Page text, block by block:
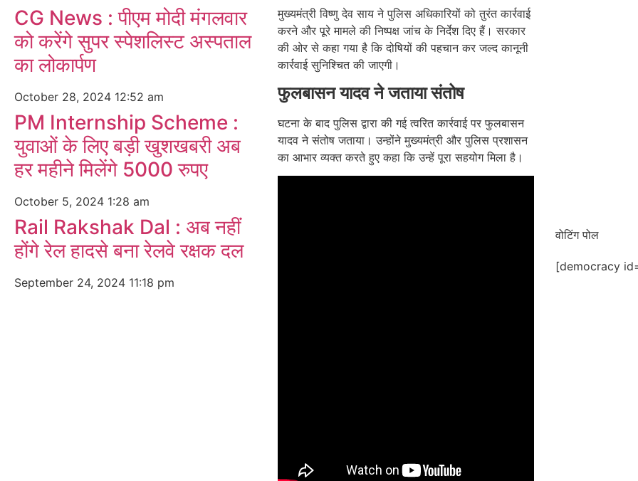
CG News : पीएम मोदी मंगलवार
को करेंगे सुपर स्पेशलिस्ट अस्पताल
का लोकार्पण
October 28, 2024 12:52 am
PM Internship Scheme :
युवाओं के लिए बड़ी खुशखबरी अब
हर महीने मिलेंगे 5000 रुपए
October 5, 2024 1:28 am
Rail Rakshak Dal : अब नहीं
होंगे रेल हादसे बना रेलवे रक्षक दल
September 24, 2024 11:18 pm
मुख्यमंत्री विष्णु देव साय ने पुलिस अधिकारियों को तुरंत कार्रवाई
करने और पूरे मामले की निष्पक्ष जांच के निर्देश दिए हैं। सरकार
की ओर से कहा गया है कि दोषियों की पहचान कर जल्द कानूनी
कार्रवाई सुनिश्चित की जाएगी।
फुलबासन यादव ने जताया संतोष
घटना के बाद पुलिस द्वारा की गई त्वरित कार्रवाई पर फुलबासन
यादव ने संतोष जताया। उन्होंने मुख्यमंत्री और पुलिस प्रशासन
का आभार व्यक्त करते हुए कहा कि उन्हें पूरा सहयोग मिला है।
वोटिंग पोल
[democracy